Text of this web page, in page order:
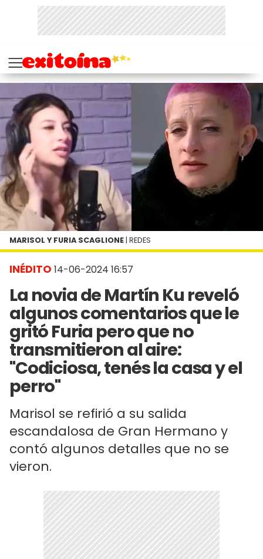
INÉDITO 14-06-2024 16:57
La novia de Martín Ku reveló
algunos comentarios que le
gritó Furia pero que no
transmitieron al aire:
"Codiciosa, tenés la casa y el
perro"
Marisol se refirió a su salida
escandalosa de Gran Hermano y
contó algunos detalles que no se
vieron.
MARISOL Y FURIA SCAGLIONE | REDES